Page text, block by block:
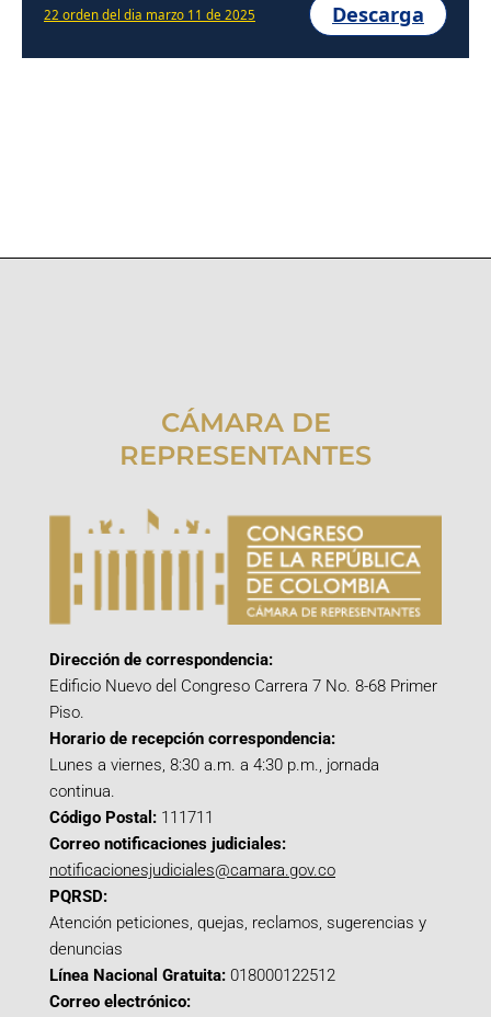
22 orden del dia marzo 11 de 2025 Descarga
CÁMARA DE
REPRESENTANTES
Dirección de correspondencia:
Edificio Nuevo del Congreso Carrera 7 No. 8-68 Primer
Piso.
Horario de recepción correspondencia:
Lunes a viernes, 8:30 a.m. a 4:30 p.m., jornada
continua.
Código Postal: 111711
Correo notificaciones judiciales:
notificacionesjudiciales@camara.gov.co
PQRSD:
Atención peticiones, quejas, reclamos, sugerencias y
denuncias
Línea Nacional Gratuita: 018000122512
Correo electrónico: